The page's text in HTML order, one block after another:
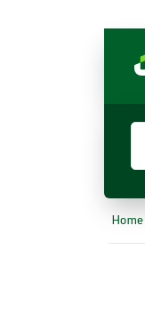
Home